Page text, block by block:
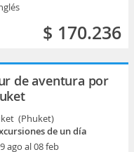
$ 170.236
de aventura por
(Phuket)
de un día
ago al 08 feb